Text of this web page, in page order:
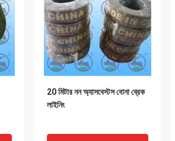
20 মিটার নন অ্যাসবেস্টস বোনা ব্রেক
লাইনিং